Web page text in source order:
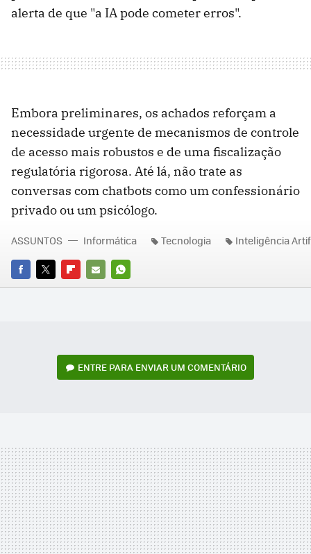
alerta de que "a IA pode cometer erros".
Embora preliminares, os achados reforçam a
necessidade urgente de mecanismos de controle
de acesso mais robustos e de uma fiscalização
regulatória rigorosa. Até lá, não trate as
conversas com chatbots como um confessionário
privado ou um psicólogo.
FACEBOOK
TWITTERFLIPBOARD
E-
WHATSAPP
ASSUNTOS Informática Tecnologia Inteligência
ENTRE PARA ENVIAR UM COMENTÁRIO